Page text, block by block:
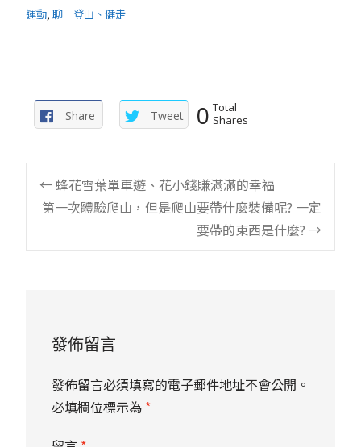
運動, 聊｜登山、健走
Share Tweet 0 Total
Shares
Post
navigation
←蜂花雪葉單車遊、花小錢賺滿滿的幸福
第一次體驗爬山，但是爬山要帶什麼裝備呢? 一定
要帶的東西是什麼? →
發佈留言
發佈留言必須填寫的電子郵件地址不會公開。
必填欄位標示為 *